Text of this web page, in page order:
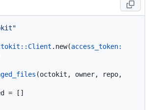
.new(access_token:
(octokit, owner, repo,